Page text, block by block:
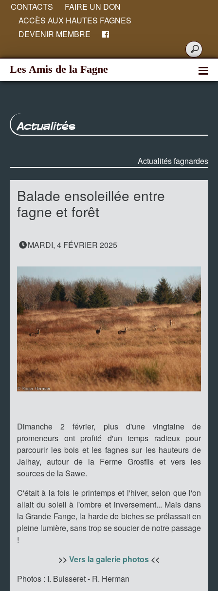
CONTACTS
FAIRE UN DON
ACCÈS AUX HAUTES FAGNES
DEVENIR MEMBRE
Les Amis de la Fagne
Actualités
Actualités fagnardes
Balade ensoleillée entre
fagne et forêt
MARDI, 4 FÉVRIER 2025
Dimanche 2 février, plus d'une vingtaine de
promeneurs ont profité d'un temps radieux pour
parcourir les bois et les fagnes sur les hauteurs de
Jalhay, autour de la Ferme Grosfils et vers les
sources de la Sawe.
C'était à la fois le printemps et l'hiver, selon que l'on
allait du soleil à l'ombre et inversement... Mais dans
la Grande Fange, la harde de biches se prélassait en
pleine lumière, sans trop se soucier de notre passage
!
>> Vers la galerie photos <<
Photos : I. Buisseret - R. Herman